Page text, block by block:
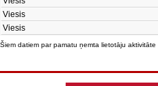
Viesis
Viesis
Šiem datiem par pamatu ņemta lietotāju